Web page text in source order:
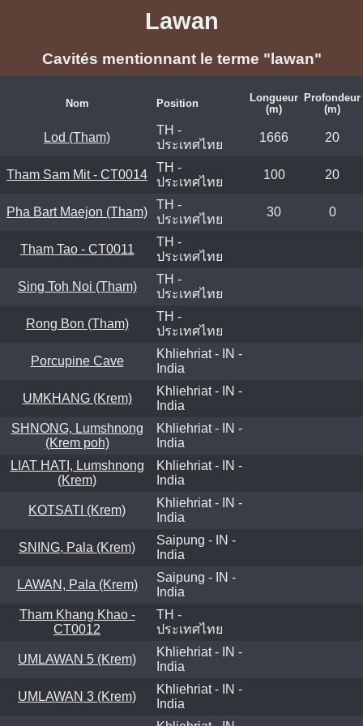
Lawan
Cavités mentionnant le terme "lawan"
Nom Position
Longueur
(m)
Profondeur
(m)
Lod (Tham)
TH -
ประเทศไทย
1666 20
Tham Sam Mit - CT0014
TH -
ประเทศไทย
100 20
Pha Bart Maejon (Tham)
TH -
ประเทศไทย
30 0
Tham Tao - CT0011
TH -
ประเทศไทย
Sing Toh Noi (Tham)
TH -
ประเทศไทย
Rong Bon (Tham)
TH -
ประเทศไทย
Porcupine Cave
Khliehriat - IN -
India
UMKHANG (Krem)
Khliehriat - IN -
India
SHNONG, Lumshnong
(Krem poh)
Khliehriat - IN -
India
LIAT HATI, Lumshnong
(Krem)
Khliehriat - IN -
India
KOTSATI (Krem)
Khliehriat - IN -
India
SNING, Pala (Krem)
Saipung - IN -
India
LAWAN, Pala (Krem)
Saipung - IN -
India
Tham Khang Khao -
CT0012
TH -
ประเทศไทย
UMLAWAN 5 (Krem)
Khliehriat - IN -
India
UMLAWAN 3 (Krem)
Khliehriat - IN -
India